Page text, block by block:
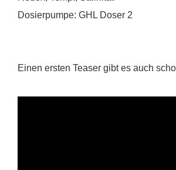
Dosierpumpe: GHL Doser 2
Einen ersten Teaser gibt es auch